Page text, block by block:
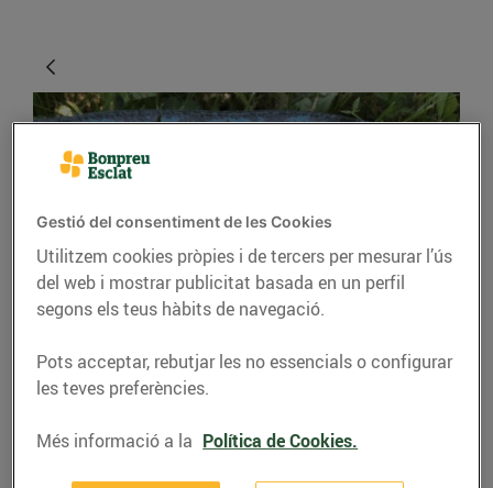
RECEPTES
Amanida de tomàquets
marinats, figues,
formatge i sorbet de
tomàquet
Gestió del consentiment de les Cookies
Utilitzem cookies pròpies i de tercers per mesurar l’ús
del web i mostrar publicitat basada en un perfil
segons els teus hàbits de navegació.
Pots acceptar, rebutjar les no essencials o configurar
les teves preferències.
Més informació a la Política de Cookies.